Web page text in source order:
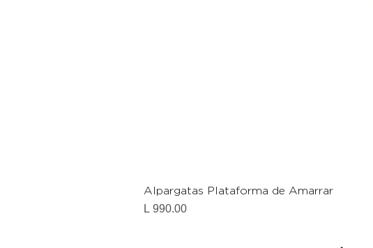
Alpargatas Plataforma de Amarrar
Precio
L 990.00